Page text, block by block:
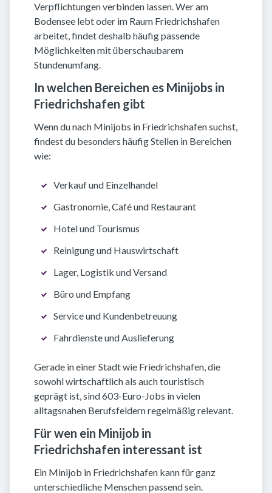
Verpflichtungen verbinden lassen. Wer am
Bodensee lebt oder im Raum Friedrichshafen
arbeitet, findet deshalb häufig passende
Möglichkeiten mit überschaubarem
Stundenumfang.
In welchen Bereichen es Minijobs in
Friedrichshafen gibt
Wenn du nach Minijobs in Friedrichshafen suchst,
findest du besonders häufig Stellen in Bereichen
wie:
Verkauf und Einzelhandel
Gastronomie, Café und Restaurant
Hotel und Tourismus
Reinigung und Hauswirtschaft
Lager, Logistik und Versand
Büro und Empfang
Service und Kundenbetreuung
Fahrdienste und Auslieferung
Gerade in einer Stadt wie Friedrichshafen, die
sowohl wirtschaftlich als auch touristisch
geprägt ist, sind 603-Euro-Jobs in vielen
alltagsnahen Berufsfeldern regelmäßig relevant.
Für wen ein Minijob in
Friedrichshafen interessant ist
Ein Minijob in Friedrichshafen kann für ganz
unterschiedliche Menschen passend sein.